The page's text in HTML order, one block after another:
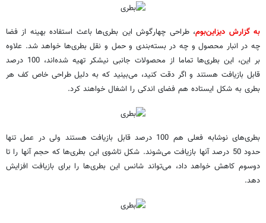
به گزارش دیزاین‌بوم، طراحی چهارگوش این بطری‌ها باعث استفاده بهینه از فضا
چه در انبار محصول و چه در بسته‌بندی و حمل و نقل بطری‌ها خواهد شد. علاوه
بر این، این بطری‌ها تماما از محصولات جانبی نیشکر تهیه شده‌اند، 100 درصد
قابل بازیافت هستند و اگر دقت کنید، می‌بینید که به دلیل طراحی خاص کف هر
بطری به شکل ایستاده هم فضای اندکی را اشغال خواهند کرد.
بطری‌های نوشابه فعلی هم 100 درصد قابل بازیافت هستند ولی در عمل تنها
حدود 50 درصد آنها بازیافت می‌شوند. شکل تاشوی این بطری‌ها که حجم آنها را تا
دو‌سوم کاهش خواهد داد، می‌تواند شانس این بطری‌ها را برای بازیافت افزایش
دهد.